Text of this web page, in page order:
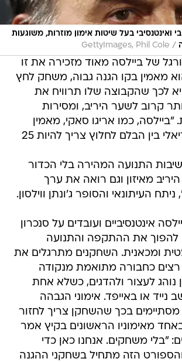
ואינטנסיבי בעל שיטות אימון מוזרות, משוגעות
/
GettyImages, Phil Cole
של ביילסה מאוד מזכירה את זו
מאמין בקו הגנה גבוה, משחק לחץ
לכך שהקבוצה שלו תרוויח את
קרוב לשער היריב, ומסירות
"ביילסה, כמו אריגו סאקי, מאמין
שהמרחק האידיאלי בין הבלם לחלוץ צריך להיות 25
התנועה המהירה בלי הכדור
מאיזון וגם רואה את ערך
העיתונאי והסופר ג'ונתן ווילסון.
אינטנסיביים ועובדים על סנכרון
להפוך את ההתקפה והתנועה
ומכאנית. השחקנים מתרגלים את
כחבורה מתואמת מנקודה
נוהג לעצור ולהדגים, כשלא אחת
נייד או באייפד. אימוני הגבהה
בכך שהשחקן צריך לחזור
מאימוניו הראשונים בקיץ אמר
"בלי משחקים. אנחנו כאן כדי
הזה מתחיל בשחקני ההגנה